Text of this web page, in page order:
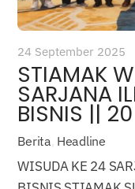
24 September 2025
STIAMAK
SARJANA
BISNIS ||
Berita, Headline
WISUDA KE 24